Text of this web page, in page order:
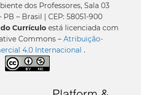
dos Professores, Sala 03
PB – Brasil | CEP: 58051-900
Currículo está licenciada com
Commons – Atribuição-
4.0 Internacional .